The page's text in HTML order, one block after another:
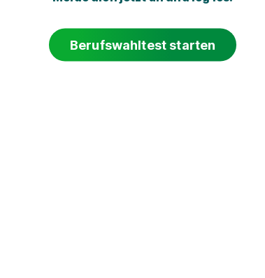
Berufswahltest starten